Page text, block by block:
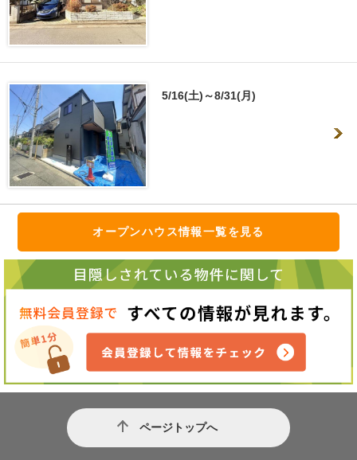
5/16(土)～8/31(月)
オープンハウス情報一覧を見る
ページトップへ